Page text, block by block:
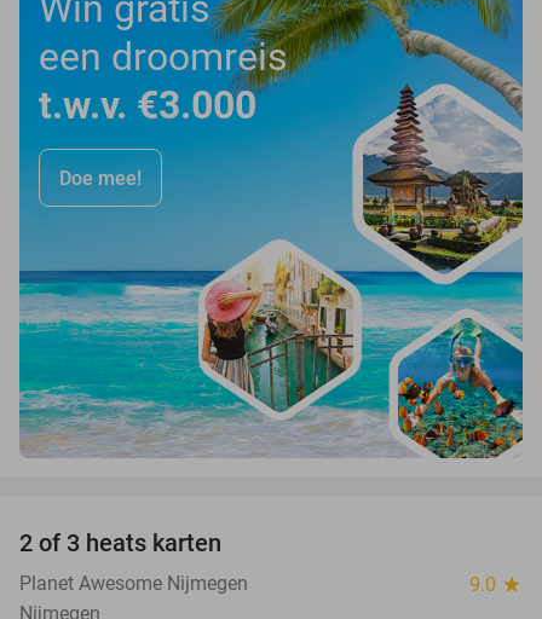
een droomreis
t.w.v. €3.000
Doe mee!
2 of 3 heats karten
Planet Awesome Nijmegen 9.0 star
Nijmegen